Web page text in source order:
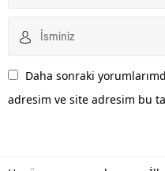
Daha sonraki
adresim ve site adresim bu